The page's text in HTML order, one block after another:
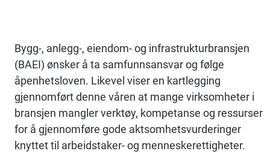
Bygg-, anlegg-, eiendom- og infrastrukturbransjen
(BAEI) ønsker å ta samfunnsansvar og følge
åpenhetsloven. Likevel viser en kartlegging
gjennomført denne våren at mange virksomheter i
bransjen mangler verktøy, kompetanse og ressurser
for å gjennomføre gode aktsomhetsvurderinger
knyttet til arbeidstaker- og menneskerettigheter.